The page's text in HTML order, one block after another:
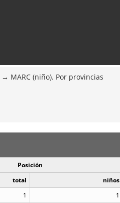
MARC (niño). Por provincias
Posición
total niños
1 1